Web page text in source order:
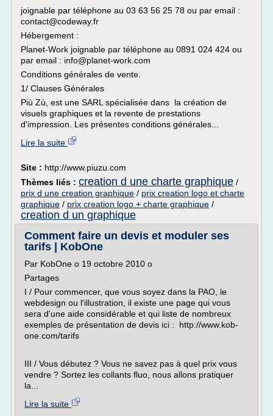
joignable par téléphone au 03 63 56 25 78 ou par email :
contact@codeway.fr
Hébergement :
Planet-Work joignable par téléphone au 0891 024 424 ou
par email : info@planet-work.com
Conditions générales de vente.
1/ Clauses Générales
Più Zù, est une SARL spécialisée dans la création de
visuels graphiques et la revente de prestations
d'impression. Les présentes conditions générales...
Lire la suite
Site : http://www.piuzu.com
Thèmes liés : creation d une charte graphique /
prix d une creation graphique / prix creation logo et charte
graphique / prix creation logo + charte graphique /
creation d un graphique
Comment faire un devis et moduler ses
tarifs | KobOne
Par KobOne o 19 octobre 2010 o
Partages
I / Pour commencer, que vous soyez dans la PAO, le
webdesign ou l'illustration, il existe une page qui vous
sera d'une aide considérable et qui liste de nombreux
exemples de présentation de devis ici : http://www.kob-
one.com/tarifs
III / Vous débutez ? Vous ne savez pas à quel prix vous
vendre ? Sortez les collants fluo, nous allons pratiquer
la...
Lire la suite